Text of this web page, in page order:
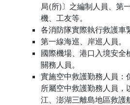
局(所)〕之編制人員、第
機、工友等。
各消防隊實際執行救護車
第一線海巡、岸巡人員。
國際機場、港口入境安全
關務人員。
實施空中救護勤務人員：
所屬空中救護勤務人員，
江、澎湖三離島地區救護